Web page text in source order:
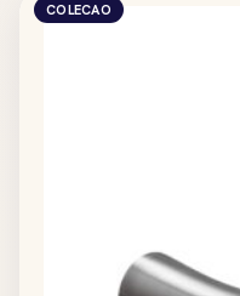
COLECAO